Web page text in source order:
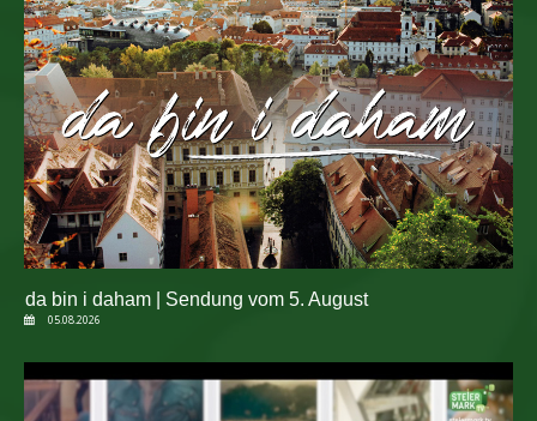
da bin i daham | Sendung vom 5. August
05.08.2026